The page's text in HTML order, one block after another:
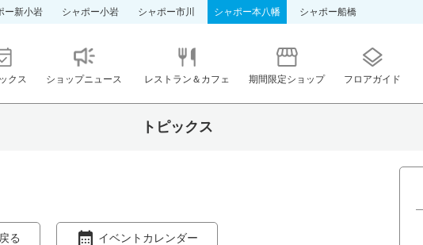
ー新小岩 シャポー小岩 シャポー市川 シャポー本八幡 シャポー船橋
クス ショップニュース レストラン＆カフェ 期間限定ショップ フロアガイド
トピックス
る イベントカレンダー